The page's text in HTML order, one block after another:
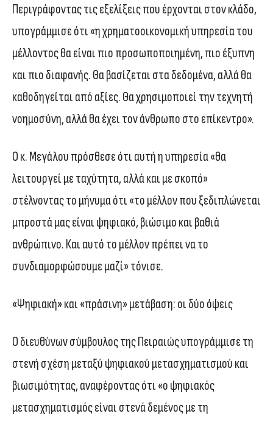
Περιγράφοντας τις εξελίξεις που έρχονται στον κλάδο,
υπογράμμισε ότι «η χρηματοοικονομική υπηρεσία του
μέλλοντος θα είναι πιο προσωποποιημένη, πιο έξυπνη
και πιο διαφανής. Θα βασίζεται στα δεδομένα, αλλά θα
καθοδηγείται από αξίες. Θα χρησιμοποιεί την τεχνητή
νοημοσύνη, αλλά θα έχει τον άνθρωπο στο επίκεντρο».
Ο κ. Μεγάλου πρόσθεσε ότι αυτή η υπηρεσία «θα
λειτουργεί με ταχύτητα, αλλά και με σκοπό»
στέλνοντας το μήνυμα ότι «το μέλλον που ξεδιπλώνεται
μπροστά μας είναι ψηφιακό, βιώσιμο και βαθιά
ανθρώπινο. Και αυτό το μέλλον πρέπει να το
συνδιαμορφώσουμε μαζί» τόνισε.
«Ψηφιακή» και «πράσινη» μετάβαση: οι δύο όψεις
Ο διευθύνων σύμβουλος της Πειραιώς υπογράμμισε τη
στενή σχέση μεταξύ ψηφιακού μετασχηματισμού και
βιωσιμότητας, αναφέροντας ότι «ο ψηφιακός
μετασχηματισμός είναι στενά δεμένος με τη